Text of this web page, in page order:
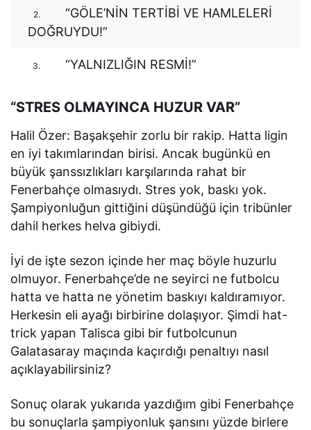
2.
“GÖLE’NİN TERTİBİ VE HAMLELERİ
DOĞRUYDU!”
3. “YALNIZLIĞIN RESMİ!”
“STRES OLMAYINCA HUZUR VAR”
Halil Özer: Başakşehir zorlu bir rakip. Hatta ligin
en iyi takımlarından birisi. Ancak bugünkü en
büyük şanssızlıkları karşılarında rahat bir
Fenerbahçe olmasıydı. Stres yok, baskı yok.
Şampiyonluğun gittiğini düşündüğü için tribünler
dahil herkes helva gibiydi.
İyi de işte sezon içinde her maç böyle huzurlu
olmuyor. Fenerbahçe’de ne seyirci ne futbolcu
hatta ve hatta ne yönetim baskıyı kaldıramıyor.
Herkesin eli ayağı birbirine dolaşıyor. Şimdi hat-
trick yapan Talisca gibi bir futbolcunun
Galatasaray maçında kaçırdığı penaltıyı nasıl
açıklayabilirsiniz?
Sonuç olarak yukarıda yazdığım gibi Fenerbahçe
bu sonuçlarla şampiyonluk şansını yüzde birlere